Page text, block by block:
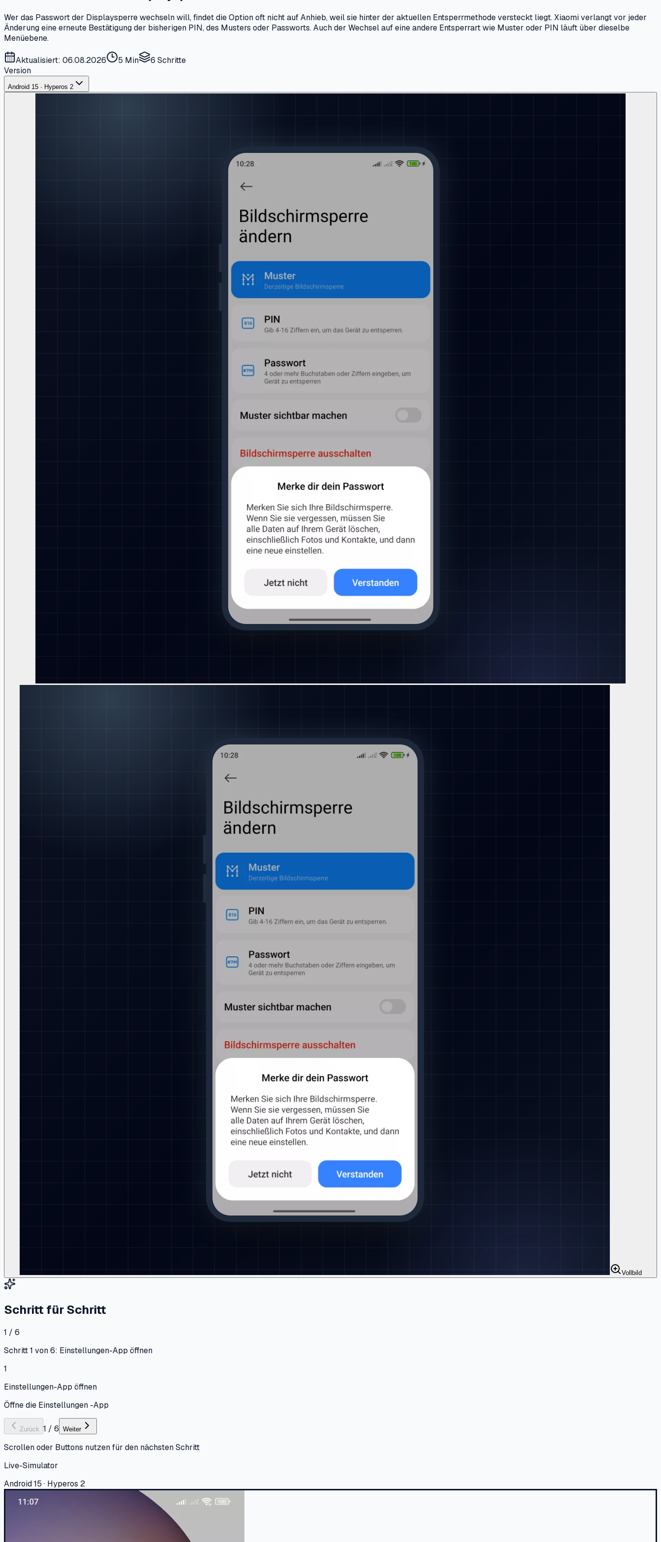
Wer das Passwort der Displaysperre wechseln will, findet die Option oft nicht auf Anhieb, weil sie hinter der aktuellen Entsperrmethode versteckt liegt. Xiaomi verlangt vor jeder
Änderung eine erneute Bestätigung der bisherigen PIN, des Musters oder Passworts. Auch der Wechsel auf eine andere Entsperrart wie Muster oder PIN läuft über dieselbe
Menüebene.
Aktualisiert: 06.08.2026 5 Min 6 Schritte
Version
Android 15 · Hyperos 2
Vollbild
Schritt für Schritt
1 / 6
Schritt 1 von 6: Einstellungen-App öffnen
1
Einstellungen-App öffnen
Öffne die Einstellungen -App
Zurück 1 / 6 Weiter
Scrollen oder Buttons nutzen für den nächsten Schritt
Live-Simulator
Android 15 · Hyperos 2